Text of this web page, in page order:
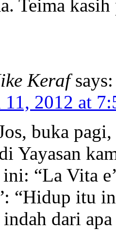
Teima
Keraf says:
2012 at
buka
Yayasan
“La Vita
“Hidup itu
dari